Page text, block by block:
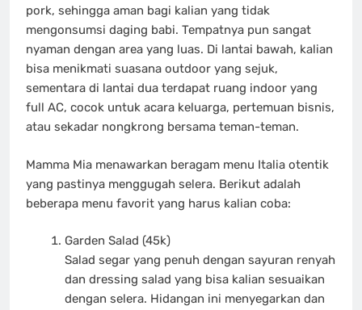
pork, sehingga aman bagi kalian yang tidak
mengonsumsi daging babi. Tempatnya pun sangat
nyaman dengan area yang luas. Di lantai bawah, kalian
bisa menikmati suasana outdoor yang sejuk,
sementara di lantai dua terdapat ruang indoor yang
full AC, cocok untuk acara keluarga, pertemuan bisnis,
atau sekadar nongkrong bersama teman-teman.
Mamma Mia menawarkan beragam menu Italia otentik
yang pastinya menggugah selera. Berikut adalah
beberapa menu favorit yang harus kalian coba:
Garden Salad (45k)
Salad segar yang penuh dengan sayuran renyah
dan dressing salad yang bisa kalian sesuaikan
dengan selera. Hidangan ini menyegarkan dan